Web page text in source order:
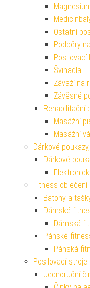
Ostatní
Podpěry
Posilovací
Švihadla
Závaží na
Závěsné
Rehabilitační
Masážní
Masážní
Dárkové
Dárkové
Fitness oblečení
Batohy a
Dámské
Dámská
Pánské
Pánská
Posilovací stroje
Jednoruční